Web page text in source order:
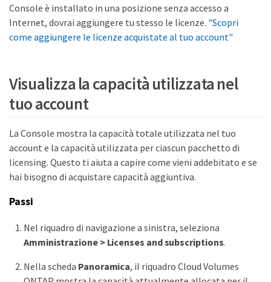
Console è installato in una posizione senza accesso a
Internet, dovrai aggiungere tu stesso le licenze. "Scopri
come aggiungere le licenze acquistate al tuo account"
Visualizza la capacità utilizzata nel
tuo account
La Console mostra la capacità totale utilizzata nel tuo
account e la capacità utilizzata per ciascun pacchetto di
licensing. Questo ti aiuta a capire come vieni addebitato e se
hai bisogno di acquistare capacità aggiuntiva.
Passi
Nel riquadro di navigazione a sinistra, seleziona
Amministrazione > Licenses and subscriptions.
Nella scheda Panoramica, il riquadro Cloud Volumes